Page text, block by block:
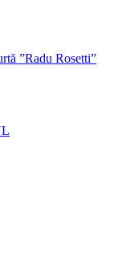
”Radu Rosetti”